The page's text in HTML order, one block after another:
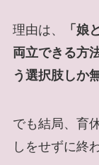
理由は、
「娘
両立できる方
う選択肢しか
でも結局、育
しをせずに終